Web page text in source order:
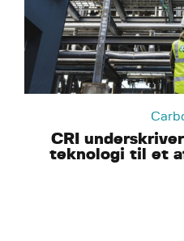
CRI
teknologi til et